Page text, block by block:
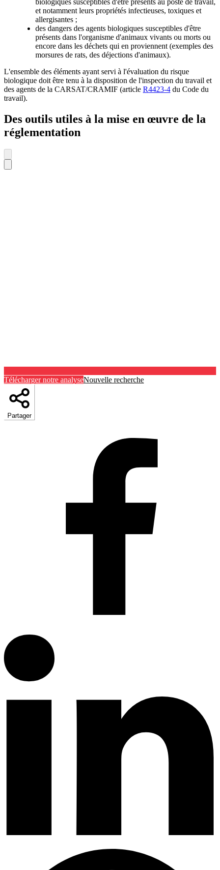
biologiques susceptibles d'être présents au poste de travail,
et notamment leurs propriétés infectieuses, toxiques et
allergisantes ;
des dangers des agents biologiques susceptibles d'être
présents dans l'organisme d'animaux vivants ou morts ou
encore dans les déchets qui en proviennent (exemples des
morsures de rats, des déjections d'animaux).
L'ensemble des éléments ayant servi à l'évaluation du risque
biologique doit être tenu à la disposition de l'inspection du travail et
des agents de la CARSAT/CRAMIF (article R4423-4 du Code du
travail).
Des outils utiles à la mise en œuvre de la
réglementation
Télécharger notre analyseNouvelle recherche
Partager